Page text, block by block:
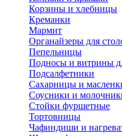
Корзины и хлебницы
Креманки
Мармит
Органайзеры для
Пепельницы
Подносы и витрины
Подсалфетники
Сахарницы и
Соусники и
Стойки фуршетные
Тортовницы
Чафиндиши и